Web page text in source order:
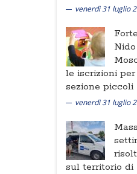
venerdì 31 luglio
le iscrizioni
sezione piccoli
venerdì 31 luglio
sul territorio di